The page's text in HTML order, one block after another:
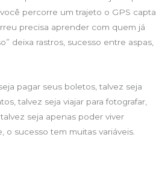
percorre um trajeto o GPS capta
precisa aprender com quem já
deixa rastros, sucesso entre aspas,
pagar seus boletos, talvez seja
talvez seja viajar para fotografar,
seja apenas poder viver
o sucesso tem muitas variáveis.